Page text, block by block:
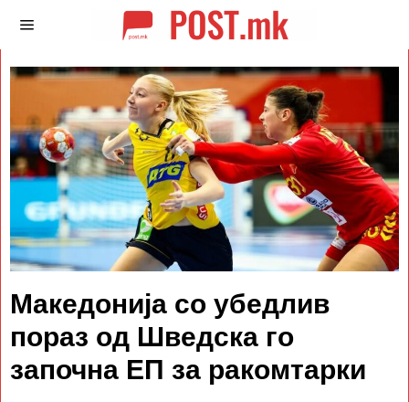
Македонија со убедлив
пораз од Шведска го
започна ЕП за ракомтарки